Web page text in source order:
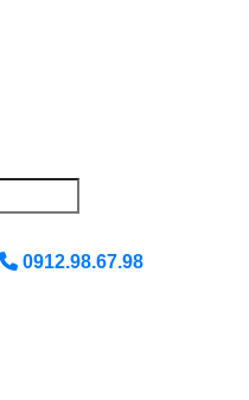
0912.98.67.98